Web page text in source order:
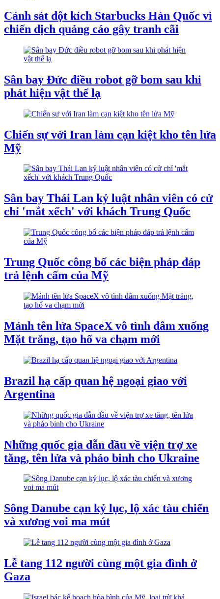
Cảnh sát đột kích Starbucks Hàn Quốc vì
chiến dịch quảng cáo gây tranh cãi
Sân bay Đức điều robot gỡ bom sau khi
phát hiện vật thể lạ
Chiến sự với Iran làm cạn kiệt kho tên lửa
Mỹ
Sân bay Thái Lan kỷ luật nhân viên có cử
chỉ 'mắt xếch' với khách Trung Quốc
Trung Quốc công bố các biện pháp đáp
trả lệnh cấm của Mỹ
Mảnh tên lửa SpaceX vô tình đâm xuống
Mặt trăng, tạo hố va chạm mới
Brazil hạ cấp quan hệ ngoại giao với
Argentina
Những quốc gia dẫn đầu về viện trợ xe
tăng, tên lửa và pháo binh cho Ukraine
Sông Danube cạn kỷ lục, lộ xác tàu chiến
và xương voi ma mút
Lễ tang 112 người cùng một gia đình ở
Gaza